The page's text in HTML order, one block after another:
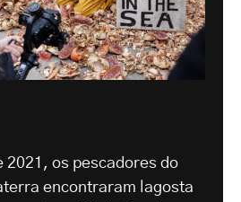
2021, os pescadores do
encontraram lagosta